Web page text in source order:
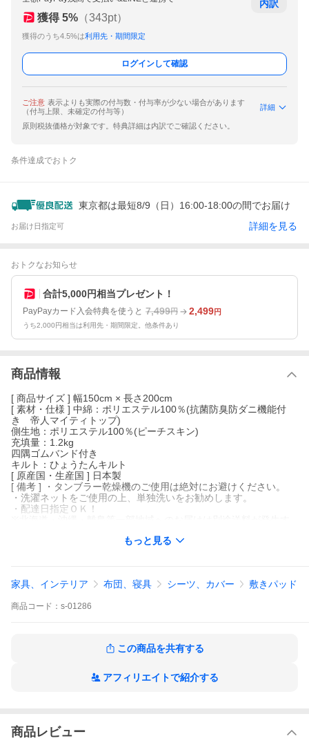
獲得 5% （343pt）
獲得のうち4.5%は利用先・期間限定
内訳
ログインして確認
ご注意 表示よりも実際の付与数・付与率が少ない場合があります
（付与上限、未確定の付与等）
詳細
原則税抜価格が対象です。特典詳細は内訳でご確認ください。
条件達成でおトク
東京都は最短8/9（日）16:00-18:00の間でお届け
お届け日指定可 詳細を見る
おトクなお知らせ
合計5,000円相当プレゼント！
PayPayカード入会特典を使うと 7,499円 2,499円
うち2,000円相当は利用先・期間限定。他条件あり
商品情報
[ 商品サイズ ] 幅150cm × 長さ200cm
[ 素材・仕様 ] 中綿：ポリエステル100％(抗菌防臭防ダニ機能付
き 帝人マイティトップ)
側生地：ポリエステル100％(ピーチスキン)
充填量：1.2kg
四隅ゴムバンド付き
キルト：ひょうたんキルト
[ 原産国・生産国 ] 日本製
[ 備考 ] ・タンブラー乾燥機のご使用は絶対にお避けください。
・洗濯ネットをご使用の上、単独洗いをお勧めします。
・配達日指定ＯＫ！
VENUS BED ビーナスベッド オリジナル 暁 AKATSUKI ベッドパ
ット 日本製 国産 ワイドダブル 防ダニ 抗菌 防臭 ピーチスキン加
もっと見る
家具、インテリア 布団、寝具 シーツ、カバー 敷きパッド
商品 コード： s-01286
この商品を共有する
アフィリエイトで紹介する
商品レビュー